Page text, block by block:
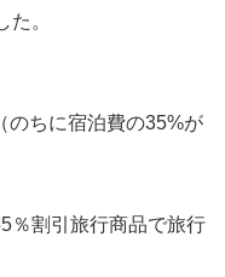
。
ちに宿泊費の35%が
％割引旅行商品で旅行